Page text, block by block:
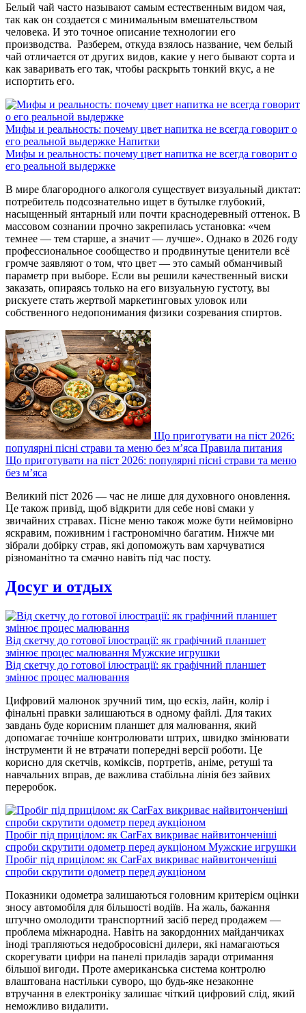
Белый чай часто называют самым естественным видом чая,
так как он создается с минимальным вмешательством
человека. И это точное описание технологии его
производства. Разберем, откуда взялось название, чем белый
чай отличается от других видов, какие у него бывают сорта и
как заваривать его так, чтобы раскрыть тонкий вкус, а не
испортить его.
Мифы и реальность: почему цвет напитка не всегда говорит о
его реальной выдержке Напитки
Мифы и реальность: почему цвет напитка не всегда говорит о
его реальной выдержке
В мире благородного алкоголя существует визуальный диктат:
потребитель подсознательно ищет в бутылке глубокий,
насыщенный янтарный или почти краснодеревный оттенок. В
массовом сознании прочно закрепилась установка: «чем
темнее — тем старше, а значит — лучше». Однако в 2026 году
профессиональное сообщество и продвинутые ценители всё
громче заявляют о том, что цвет — это самый обманчивый
параметр при выборе. Если вы решили качественный виски
заказать, опираясь только на его визуальную густоту, вы
рискуете стать жертвой маркетинговых уловок или
собственного недопонимания физики созревания спиртов.
Що приготувати на піст 2026:
популярні пісні страви та меню без м’яса Правила питания
Що приготувати на піст 2026: популярні пісні страви та меню
без м’яса
Великий піст 2026 — час не лише для духовного оновлення.
Це також привід, щоб відкрити для себе нові смаки у
звичайних стравах. Пісне меню також може бути неймовірно
яскравим, поживним і гастрономічно багатим. Нижче ми
зібрали добірку страв, які допоможуть вам харчуватися
різноманітно та смачно навіть під час посту.
Досуг и отдых
Від скетчу до готової ілюстрації: як графічний планшет
змінює процес малювання Мужские игрушки
Від скетчу до готової ілюстрації: як графічний планшет
змінює процес малювання
Цифровий малюнок зручний тим, що ескіз, лайн, колір і
фінальні правки залишаються в одному файлі. Для таких
завдань буде корисним планшет для малювання, який
допомагає точніше контролювати штрих, швидко змінювати
інструменти й не втрачати попередні версії роботи. Це
корисно для скетчів, коміксів, портретів, аніме, ретуші та
навчальних вправ, де важлива стабільна лінія без зайвих
переробок.
Пробіг під прицілом: як CarFax викриває найвитонченіші
спроби скрутити одометр перед аукціоном Мужские игрушки
Пробіг під прицілом: як CarFax викриває найвитонченіші
спроби скрутити одометр перед аукціоном
Показники одометра залишаються головним критерієм оцінки
зносу автомобіля для більшості водіїв. На жаль, бажання
штучно омолодити транспортний засіб перед продажем —
проблема міжнародна. Навіть на закордонних майданчиках
іноді трапляються недобросовісні дилери, які намагаються
скорегувати цифри на панелі приладів заради отримання
більшої вигоди. Проте американська система контролю
влаштована настільки суворо, що будь-яке незаконне
втручання в електроніку залишає чіткий цифровий слід, який
неможливо видалити.